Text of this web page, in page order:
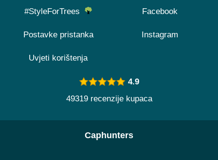
#StyleForTrees
Postavke pristanka
Uvjeti korištenja
Facebook
Instagram
4.9
49319 recenzije kupaca
Caphunters